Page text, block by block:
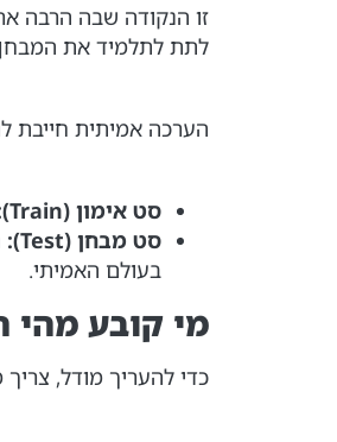
זו הנקודה שבה הרבה
לתת לתלמיד את
הערכה אמיתית חייבת
סט אימון (Train):
סט מבחן (Test):
בעולם האמיתי.
מי קובע
כדי להעריך מודל,